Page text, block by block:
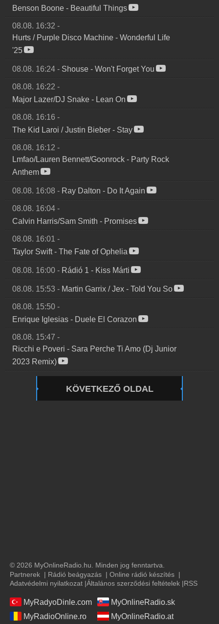
Benson Boone - Beautiful Things
08.08. 16:32 -
Hurts / Purple Disco Machine - Wonderful Life
'25
08.08. 16:24 - Shouse - Won't Forget You
08.08. 16:22 -
Major Lazer/DJ Snake - Lean On
08.08. 16:16 -
The Kid Laroi / Justin Bieber - Stay
08.08. 16:12 -
Lmfao/Lauren Bennett/Goonrock - Party Rock
Anthem
08.08. 16:08 - Ray Dalton - Do It Again
08.08. 16:04 -
Calvin Harris/Sam Smith - Promises
08.08. 16:01 -
Taylor Swift- The Fate of Ophelia
08.08. 16:00 - Rádió 1 - Kiss Márti
08.08. 15:53 - Martin Garrix / Jex - Told You So
08.08. 15:50 -
Enrique Iglesias - Duele El Corazon
08.08. 15:47 -
Ricchi e Poveri - Sara Perche Ti Amo (Dj Junior
2023 Remix)
KÖVETKEZŐ OLDAL
© 2026 MyOnlineRadio.hu. Minden jog fenntartva.
Partnerek | Rádió beágyazás | Online rádió készítés |
Adatvédelmi nyilatkozat |Általános szerződési feltételek |RSS
MyRadyoDinle.com
MyOnlineRadio.sk
MyRadioOnline.ro
MyOnlineRadio.at